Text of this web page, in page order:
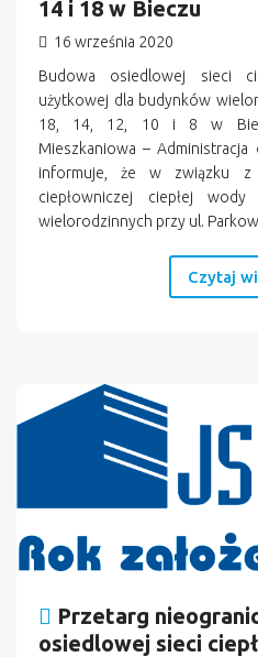
14 i 18 w Bieczu
16 września 2020
Budowa osiedlowej sieci
użytkowej dla budynków
18, 14, 12, 10 i 8 w
Mieszkaniowa – Administracja
informuje, że w związku z
ciepłowniczej ciepłej
wielorodzinnych przy ul.
Czytaj
Przetarg
osiedlowej sieci